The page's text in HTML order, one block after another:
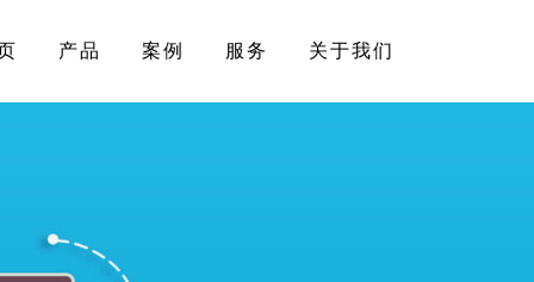
产品 案例 服务 关于我们